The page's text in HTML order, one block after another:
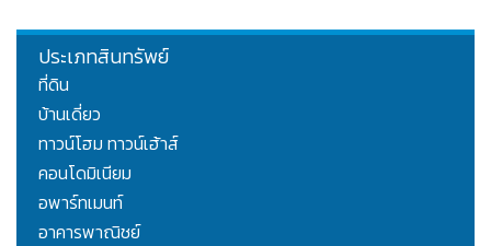
ประเภทสินทรัพย์
ที่ดิน
บ้านเดี่ยว
ทาวน์โฮม ทาวน์เฮ้าส์
คอนโดมิเนียม
อพาร์ทเมนท์
อาคารพาณิชย์